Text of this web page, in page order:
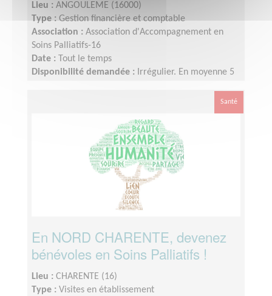
Lieu : ANGOULEME (16000)
Type :Gestion financière et comptable
Association : Association d'Accompagnement en
Soins Palliatifs-16
Date :
Tout le temps
Disponibilité demandée :
Irrégulier. En moyenne 5
Santé
En NORD CHARENTE, devenez
bénévoles en Soins Palliatifs !
Lieu : CHARENTE (16)
Type : Visites en établissement